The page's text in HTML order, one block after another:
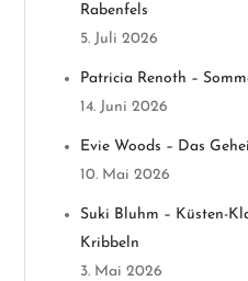
g
Rabenfels
5. Juli 2026
Patricia Renoth –
14. Juni 2026
Evie Woods – Das
10. Mai 2026
Suki Bluhm – Küsten-
Kribbeln
3. Mai 2026